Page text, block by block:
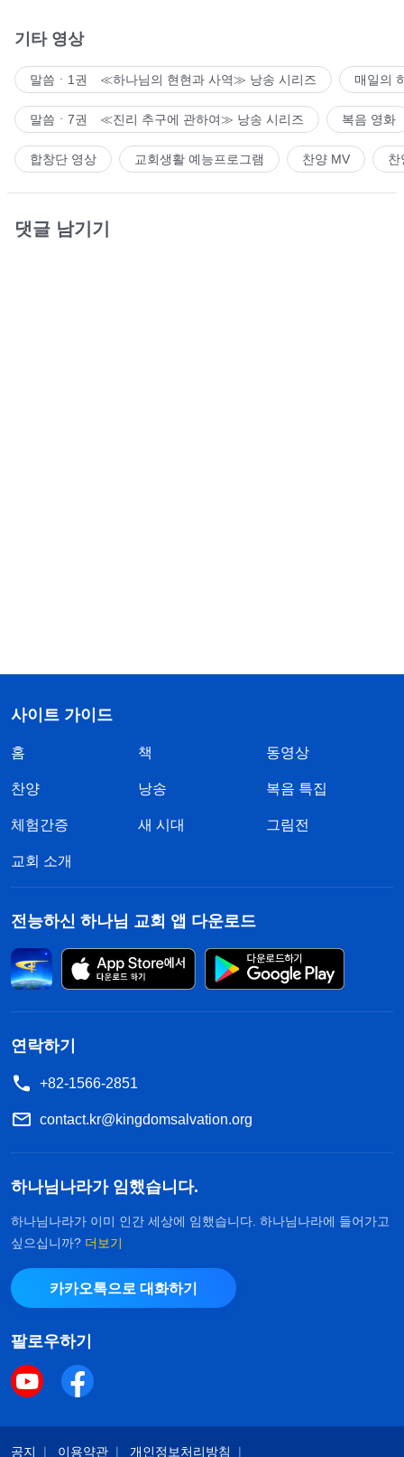
기타 영상
말씀ㆍ1권 ≪하나님의 현현과 사역≫ 낭송 시리즈 매일의
말씀ㆍ7권 ≪진리 추구에 관하여≫ 낭송 시리즈 복음 영화
합창단 영상 교회생활 예능프로그램 찬양 MV 찬
댓글 남기기
사이트 가이드
홈 책 동영상
찬양 낭송 복음 특집
체험간증 새 시대 그림전
교회 소개
전능하신 하나님 교회 앱 다운로드
연락하기
+82-1566-2851
contact.kr@kingdomsalvation.org
하나님나라가 임했습니다.
하나님나라가 이미 인간 세상에 임했습니다. 하나님나라에 들어가고
싶으십니까? 더보기
카카오톡으로 대화하기
팔로우하기
공지 이용약관 개인정보처리방침